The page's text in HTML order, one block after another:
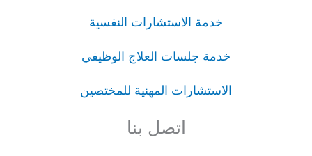
خدمة الاستشارات النفسية
خدمة جلسات العلاج الوظيفي
الاستشارات المهنية للمختصين
اتصل بنا